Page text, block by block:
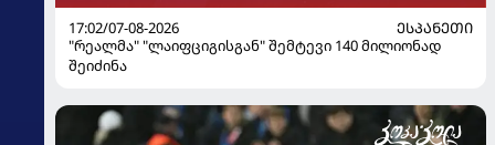
17:02/07-08-2026
ᲔᲡᲞᲐᲜᲔᲗᲘ
"რეალმა" "ლაიფციგისგან" შემტევი 140 მილიონად
შეიძინა